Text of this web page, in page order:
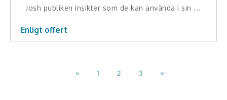
Josh publiken insikter som de kan använda i sin ...
Enligt offert
« 1 2 3 »